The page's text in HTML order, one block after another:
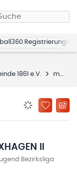
Registrierung
1861 e.V. mJSG Melsungen/Körle/Guxhagen II
ZU
II
Bezirksliga